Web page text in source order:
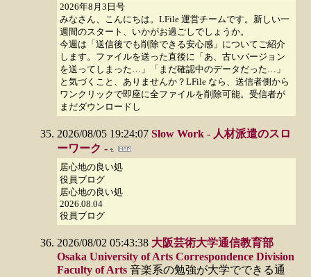
2026年8月3日号
みなさん、こんにちは。LFile 運営チームです。新しい一
週間のスタート、いかがお過ごしでしょうか。
今週は「送信後でも削除できる安心感」についてご紹介
します。ファイルを送った直後に「あ、古いバージョン
を送ってしまった…」「まだ確認中のデータだった…」
と気づくこと、ありませんか？LFile なら、送信者側から
ワンクリックで即座に全ファイルを削除可能。受信者が
まだダウンロードし
2026/08/05 19:24:07 Slow Work - 人材派遣のスロ
ーワーク -
居心地の良い処
役員ブログ
居心地の良い処
2026.08.04
役員ブログ
2026/08/02 05:43:38 大阪芸術大学通信教育部
Osaka University of Arts Correspondence Division
Faculty of Arts 音楽系の勉強が大学でできる通